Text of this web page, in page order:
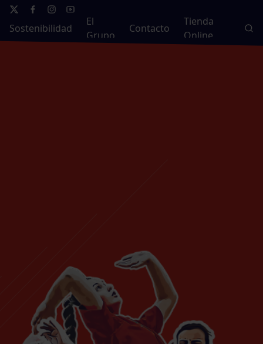
Sostenibilidad
El
Grupo
Contacto
Tienda
Online